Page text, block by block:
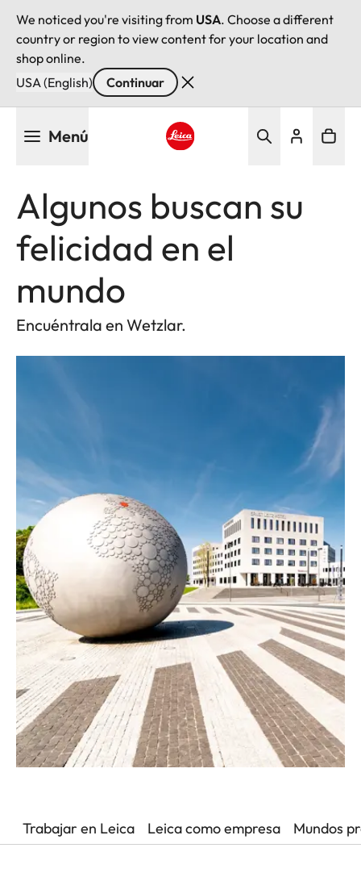
We noticed you're visiting from USA. Choose a different
country or region to view content for your location and
shop online.
USA (English)
Continuar
Menú
Algunos buscan su
felicidad en el
mundo
Encuéntrala en Wetzlar.
Trabajar en Leica Leica como empresa Mundos